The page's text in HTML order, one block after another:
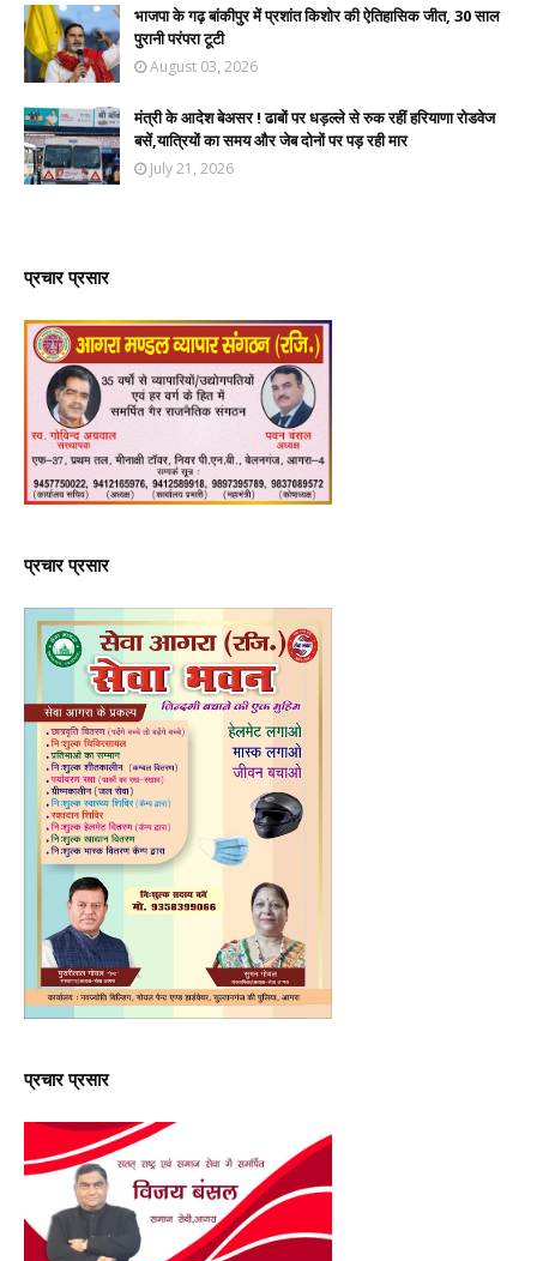
भाजपा के गढ़ बांकीपुर में प्रशांत किशोर की ऐतिहासिक जीत, 30 साल
पुरानी परंपरा टूटी
August 03, 2026
मंत्री के आदेश बेअसर ! ढाबों पर धड़ल्ले से रुक रहीं हरियाणा रोडवेज
बसें,यात्रियों का समय और जेब दोनों पर पड़ रही मार
July 21, 2026
प्रचार प्रसार
प्रचार प्रसार
प्रचार प्रसार